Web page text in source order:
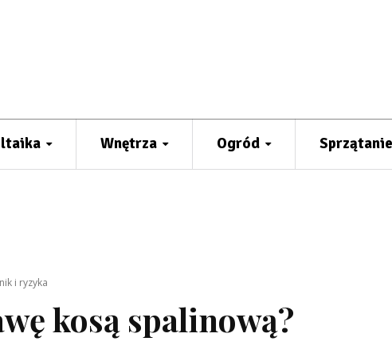
Wnętrza Ogród Sprzątanie
i ryzyka
kosą spalinową?